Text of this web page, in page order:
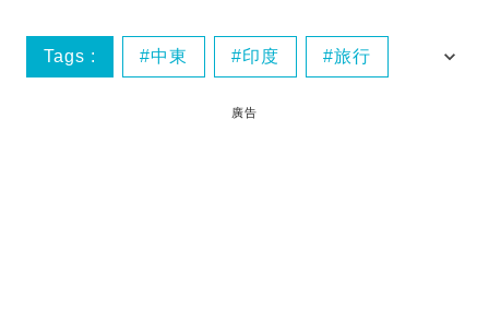
Tags : 中東 印度 旅行
廣告